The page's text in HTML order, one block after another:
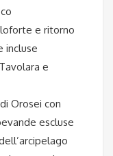
e ritorno
incluse
e
Orosei con
escluse